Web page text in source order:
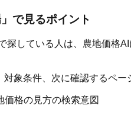
」で見るポイント
探している人は、農地価格
対象条件、次に確認するペー
価格の見方の検索意図